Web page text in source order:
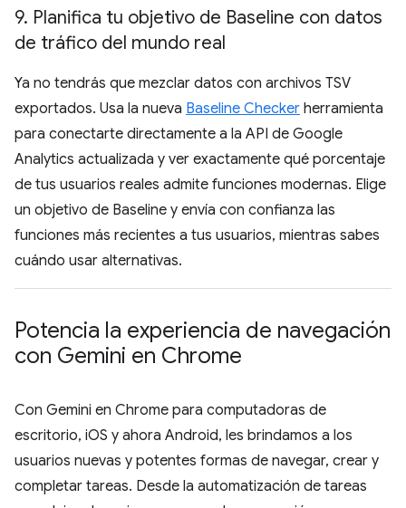
9. Planifica tu objetivo de Baseline con datos
de tráfico del mundo real
Ya no tendrás que mezclar datos con archivos TSV
exportados. Usa la nueva Baseline Checker herramienta
para conectarte directamente a la API de Google
Analytics actualizada y ver exactamente qué porcentaje
de tus usuarios reales admite funciones modernas. Elige
un objetivo de Baseline y envía con confianza las
funciones más recientes a tus usuarios, mientras sabes
cuándo usar alternativas.
Potencia la experiencia de navegación
con Gemini en Chrome
Con Gemini en Chrome para computadoras de
escritorio, iOS y ahora Android, les brindamos a los
usuarios nuevas y potentes formas de navegar, crear y
completar tareas. Desde la automatización de tareas